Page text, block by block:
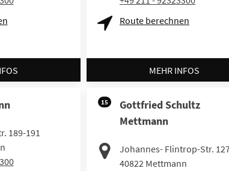
Route berechnen
MEHR INFOS
189-191
15
Gottfried Schultz
Mettmann
Johannes- Flintrop-Str.
40822 Mettmann